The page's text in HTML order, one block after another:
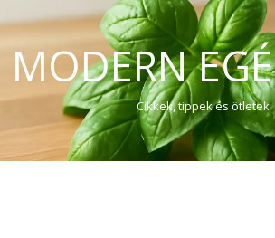
MODERN
Cikkek, tippek és ötletek